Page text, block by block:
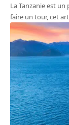
La Tanzanie est un
faire un tour, cet